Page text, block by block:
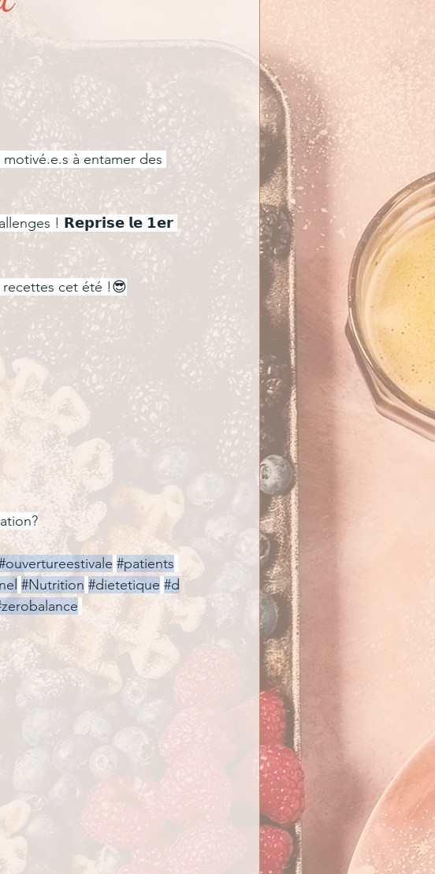
à entamer des
! 𝗥𝗲𝗽𝗿𝗶𝘀𝗲 𝗹𝗲 𝟭𝗲𝗿
cet été !😎
?
#patients
#Nutrition #dietetique #d